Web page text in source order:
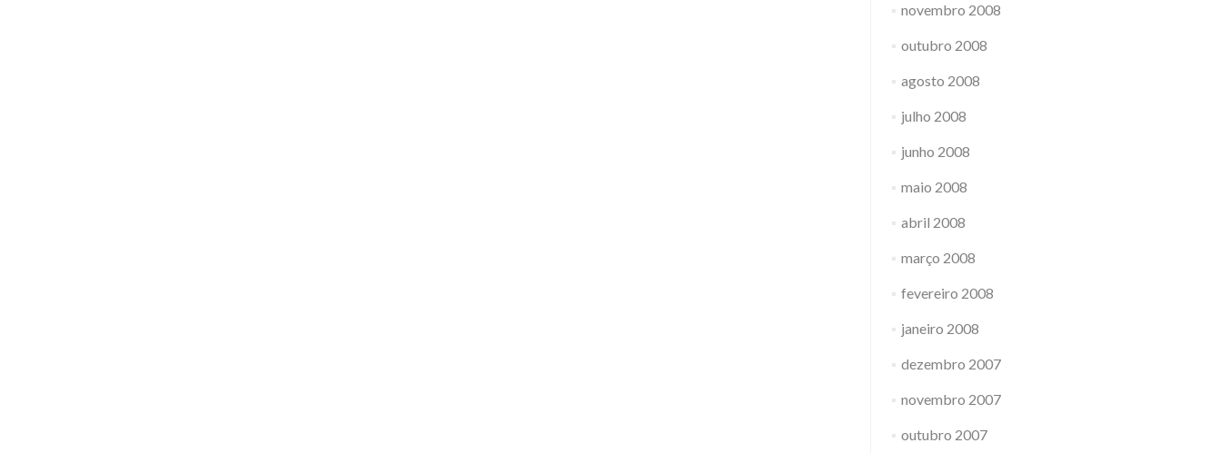
novembro 2008
outubro 2008
agosto 2008
julho 2008
junho 2008
maio 2008
abril 2008
março 2008
fevereiro 2008
janeiro 2008
dezembro 2007
novembro 2007
outubro 2007